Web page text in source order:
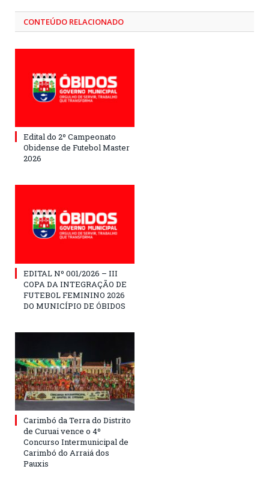
CONTEÚDO RELACIONADO
Edital do 2º Campeonato
Obidense de Futebol Master
2026
EDITAL Nº 001/2026 – III
COPA DA INTEGRAÇÃO DE
FUTEBOL FEMININO 2026
DO MUNICÍPIO DE ÓBIDOS
Carimbó da Terra do Distrito
de Curuai vence o 4º
Concurso Intermunicipal de
Carimbó do Arraiá dos
Pauxis